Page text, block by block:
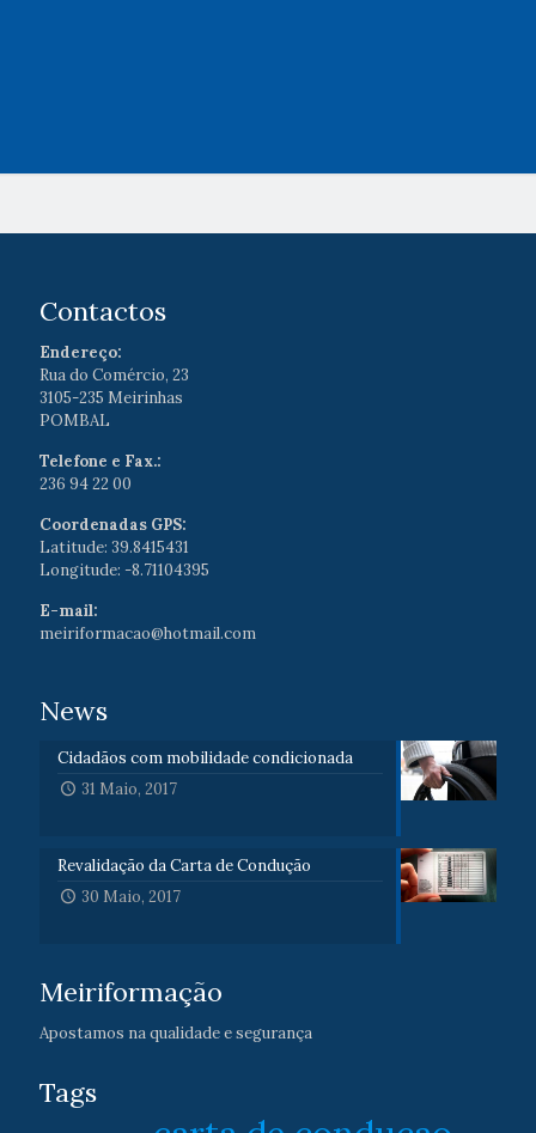
Contactos
Endereço:
Rua do Comércio, 23
3105-235 Meirinhas
POMBAL
Telefone e Fax.:
236 94 22 00
Coordenadas GPS:
Latitude: 39.8415431
Longitude: -8.71104395
E-mail:
meiriformacao@hotmail.com
News
Cidadãos com mobilidade condicionada
31 Maio, 2017
Revalidação da Carta de Condução
30 Maio, 2017
Meiriformação
Apostamos na qualidade e segurança
Tags